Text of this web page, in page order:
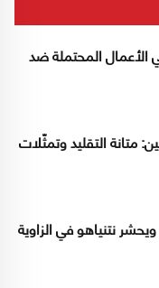
الأعمال المحتملة ضد
متانة التقليد وتمثّلات
نتنياهو في الزاوية